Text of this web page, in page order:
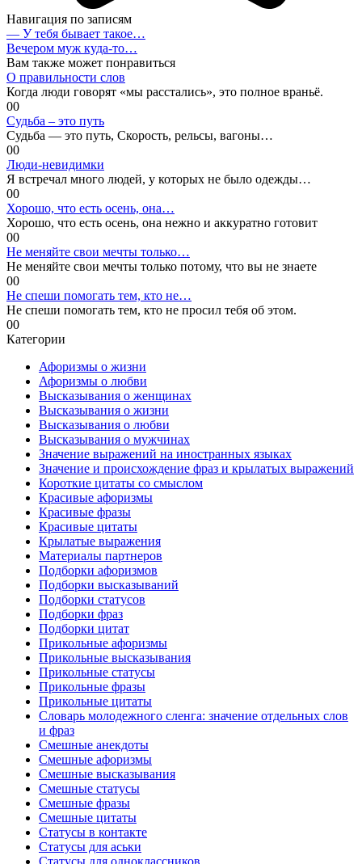
Навигация по записям
— У тебя бывает такое…
Вечером муж куда-то…
Вам также может понравиться
О правильности слов
Когда люди говорят «мы расстались», это полное враньё.
00
Судьба – это путь
Судьба — это путь, Скорость, рельсы, вагоны…
00
Люди-невидимки
Я встречал много людей, у которых не было одежды…
00
Хорошо, что есть осень, она…
Хорошо, что есть осень, она нежно и аккуратно готовит
00
Не меняйте свои мечты только…
Не меняйте свои мечты только потому, что вы не знаете
00
Не спеши помогать тем, кто не…
Не спеши помогать тем, кто не просил тебя об этом.
00
Категории
Афоризмы о жизни
Афоризмы о любви
Высказывания о женщинах
Высказывания о жизни
Высказывания о любви
Высказывания о мужчинах
Значение выражений на иностранных языках
Значение и происхождение фраз и крылатых выражений
Короткие цитаты со смыслом
Красивые афоризмы
Красивые фразы
Красивые цитаты
Крылатые выражения
Материалы партнеров
Подборки афоризмов
Подборки высказываний
Подборки статусов
Подборки фраз
Подборки цитат
Прикольные афоризмы
Прикольные высказывания
Прикольные статусы
Прикольные фразы
Прикольные цитаты
Словарь молодежного сленга: значение отдельных слов
и фраз
Смешные анекдоты
Смешные афоризмы
Смешные высказывания
Смешные статусы
Смешные фразы
Смешные цитаты
Статусы в контакте
Статусы для аськи
Статусы для одноклассников